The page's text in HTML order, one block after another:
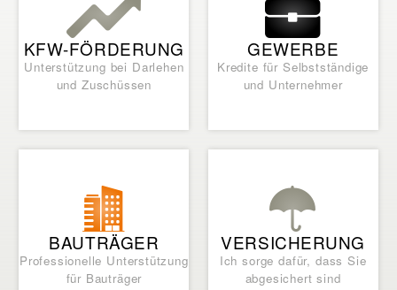
KFW-FÖRDERUNG
Unterstützung bei Darlehen
und Zuschüssen
GEWERBE
Kredite für Selbstständige
und Unternehmer
BAUTRÄGER
Professionelle Unterstützung
für Bauträger
VERSICHERUNG
Ich sorge dafür, dass Sie
abgesichert sind